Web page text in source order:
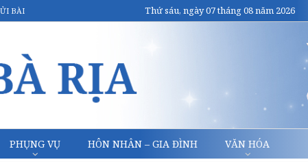
BÀI Thứ sáu, ngày 07 tháng 08 năm 2026
PHỤNG VỤ HÔN NHÂN – GIA ĐÌNH VĂN HÓA